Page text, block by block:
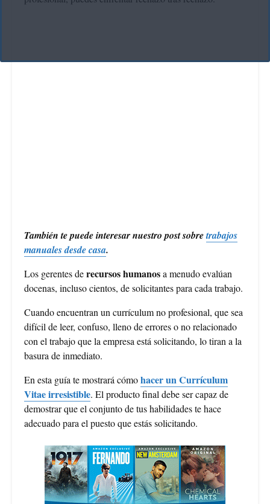
También te puede interesar nuestro post sobretrabajos
manuales desde casa.
Los gerentes derecursos humanosa menudo evalúan
docenas, incluso cientos, de solicitantes para cada trabajo.
Cuando encuentran un currículum no profesional, que sea
difícil de leer, confuso, lleno de errores o no relacionado
con el trabajo que la empresa está solicitando, lo tiran a la
basura de inmediato.
En esta guía te mostrará cómohacer un Currículum
Vitae irresistible. El producto final debe ser capaz de
demostrar que el conjunto de tus habilidades te hace
adecuado para el puesto que estás solicitando.